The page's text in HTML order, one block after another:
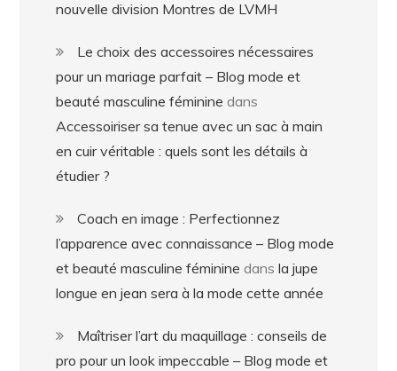
nouvelle division Montres de LVMH
Le choix des accessoires nécessaires
pour un mariage parfait – Blog mode et
beauté masculine féminine dans
Accessoiriser sa tenue avec un sac à main
en cuir véritable : quels sont les détails à
étudier ?
Coach en image : Perfectionnez
l’apparence avec connaissance – Blog mode
et beauté masculine féminine dansla jupe
longue en jean sera à la mode cette année
Maîtriser l’art du maquillage : conseils de
pro pour un look impeccable – Blog mode et